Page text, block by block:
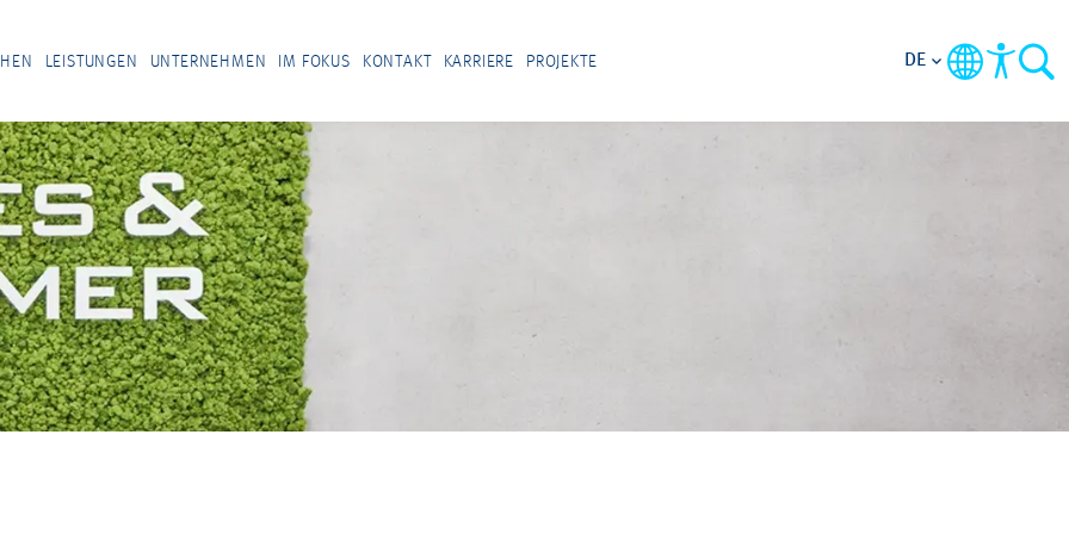
LEISTUNGEN UNTERNEHMEN IM FOKUS KONTAKT KARRIERE PROJEKTE DE